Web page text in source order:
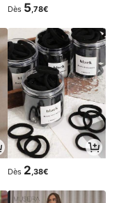
Dès 5,78€
Dès 2 ,38€